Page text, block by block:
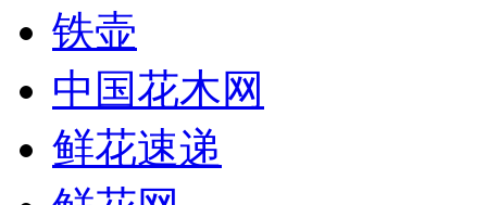
铁壶
中国花木网
鲜花速递